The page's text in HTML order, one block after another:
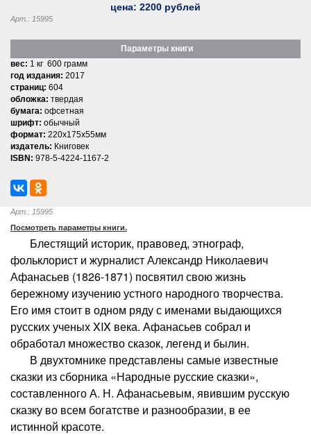
цена: 2200 рублей
Арт.: 15995
Параметры книги
вес: 1 кг 600 грамм
год издания: 2017
страниц: 604
обложка: твердая
бумага: офсетная
шрифт: обычный
формат: 220x175x55мм
издатель: Книговек
ISBN: 978-5-4224-1167-2
Арт.: 15995
Посмотреть параметры книги.
Блестящий историк, правовед, этнограф,
фольклорист и журналист Александр Николаевич
Афанасьев (1826-1871) посвятил свою жизнь
бережному изучению устного народного творчества.
Его имя стоит в одном ряду с именами выдающихся
русских ученых XIX века. Афанасьев собрал и
обработал множество сказок, легенд и былин.
В двухтомнике представлены самые известные
сказки из сборника «Народные русские сказки»,
составленного А. Н. Афанасьевым, явившим русскую
сказку во всем богатстве и разнообразии, в ее
истинной красоте.